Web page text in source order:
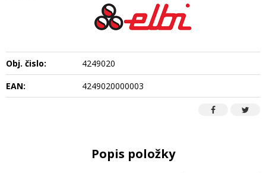
Obj. čislo:
4249020
EAN:
4249020000003
Popis položky